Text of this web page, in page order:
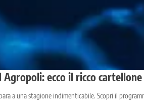
Agropoli: ecco il ricco
a una stagione indimenticabile. Scopri il